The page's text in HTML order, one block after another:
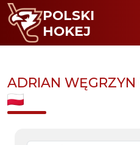
POLSKI
HOKEJ
ADRIAN WĘGRZYN